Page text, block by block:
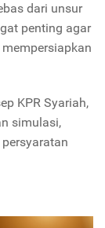
dari unsur
penting agar
KPR Syariah,
simulasi,